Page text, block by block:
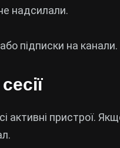
надсилали.
підписки на канали.
активні пристрої.